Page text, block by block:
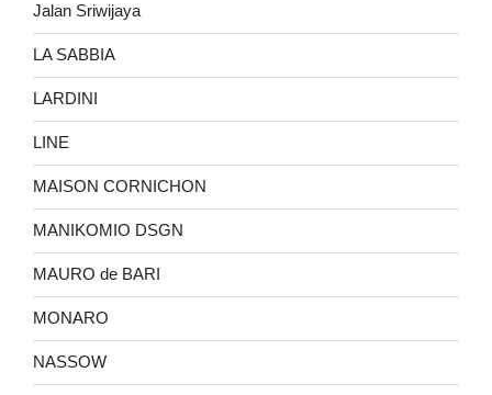
Jalan Sriwijaya
LA SABBIA
LARDINI
LINE
MAISON CORNICHON
MANIKOMIO DSGN
MAURO de BARI
MONARO
NASSOW